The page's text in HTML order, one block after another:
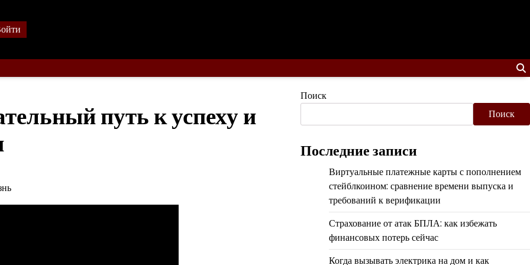
путь к успеху и
Поиск
Поиск
Последние записи
Виртуальные платежные карты с пополнением
стейблкоином: сравнение времени выпуска и
требований к верификации
Страхование от атак БПЛА: как избежать
финансовых потерь сейчас
Когда вызывать электрика на дом и как